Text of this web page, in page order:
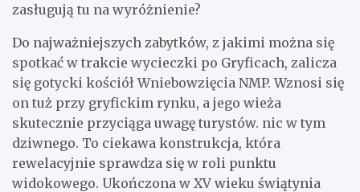
zasługują tu na wyróżnienie?
Do najważniejszych zabytków, z jakimi można się
spotkać w trakcie wycieczki po Gryficach, zalicza
się gotycki kościół Wniebowzięcia NMP. Wznosi się
on tuż przy gryfickim rynku, a jego wieża
skutecznie przyciąga uwagę turystów. nic w tym
dziwnego. To ciekawa konstrukcja, która
rewelacyjnie sprawdza się w roli punktu
widokowego. Ukończona w XV wieku świątynia